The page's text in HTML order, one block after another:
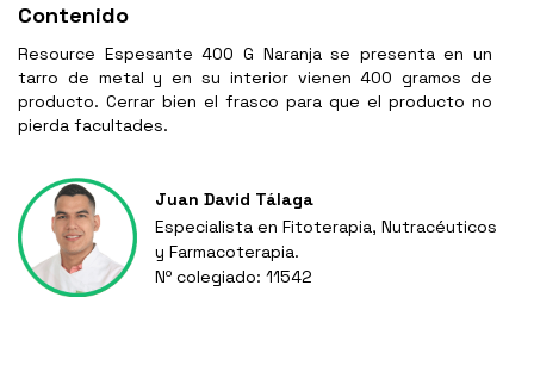
Contenido
Resource Espesante 400 G Naranja se presenta en un
tarro de metal y en su interior vienen 400 gramos de
producto. Cerrar bien el frasco para que el producto no
pierda facultades.
Juan David Tálaga
Especialista en Fitoterapia, Nutracéuticos
y Farmacoterapia.
Nº colegiado: 11542